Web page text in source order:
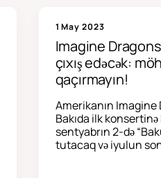
1 May 2023
Imagine
çıxış edəcək:
qaçırmayın!
Amerikanın
Bakıda ilk konsertinə
sentyabrın 2-də
tutacaq və iyulun